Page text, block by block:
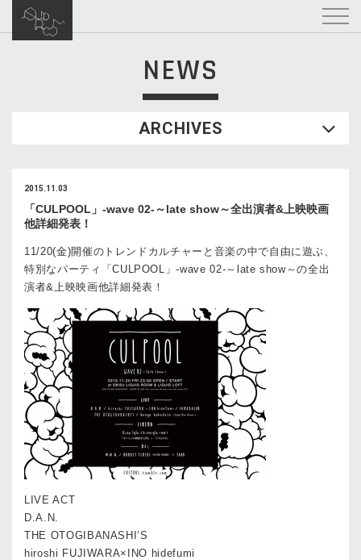
NEWS
ARCHIVES
2015.11.03
「CULPOOL」-wave 02-～late show～全出演者&上映映画
他詳細発表！
11/20(金)開催のトレンドカルチャーと音楽の中で自由に遊ぶ、
特別なパーティ「CULPOOL」-wave 02-～late show～の全出
演者&上映映画他詳細発表！
LIVE ACT
D.A.N.
THE OTOGIBANASHI’S
hiroshi FUJIWARA×INO hidefumi